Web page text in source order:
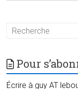
Pour
Écrire à guy AT